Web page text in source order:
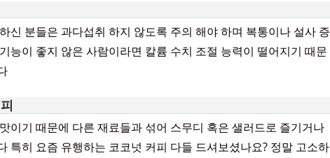
신 분들은 과다섭취 하지 않도록 주의 해야 하며 복통이나 설사 증
능이 좋지 않은 사람이라면 칼륨 수치 조절 능력이 떨어지기 때문
이기 때문에 다른 재료들과 섞어 스무디 혹은 샐러드로 즐기거나
특히 요즘 유행하는 코코넛 커피 다들 드셔보셨나요? 정말 고소하